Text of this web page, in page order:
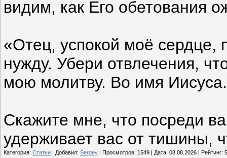
видим, как Его обетования
«Отец, успокой моё
нужду. Убери отвлечения,
мою молитву. Во имя
Скажите мне, что посреди
удерживает вас от тишины,
Категория: Статьи | Добавил: Sergey | Просмотров: 1549 | Дата: 08.08.2026 | Рейтинг: